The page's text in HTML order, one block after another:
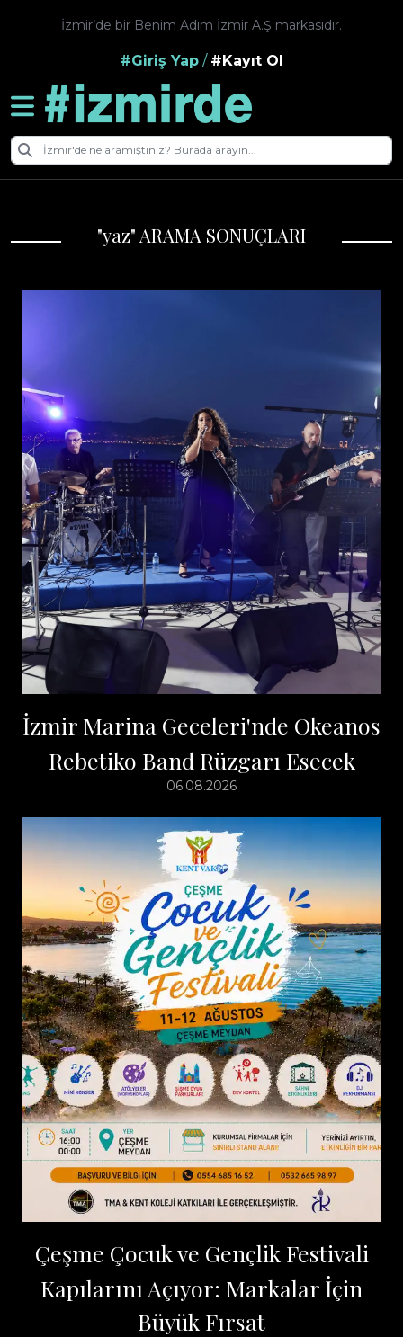
İzmir’de bir Benim Adım İzmir A.Ş markasıdır.
#Giriş Yap / #Kayıt Ol
"yaz" ARAMA SONUÇLARI
İzmir Marina Geceleri'nde Okeanos
Rebetiko Band Rüzgarı Esecek
06.08.2026
Çeşme Çocuk ve Gençlik Festivali
Kapılarını Açıyor: Markalar İçin
Büyük Fırsat